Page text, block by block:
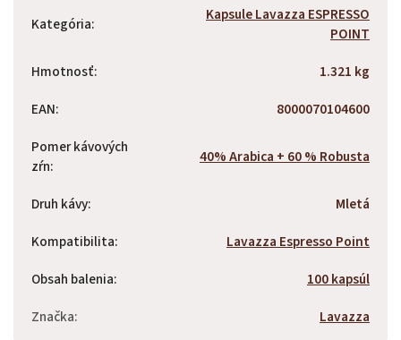
Kategória:
Kapsule Lavazza ESPRESSO
POINT
Hmotnosť:
1.321 kg
EAN:
8000070104600
Pomer kávových
zŕn: 40% Arabica + 60 % Robusta
Druh kávy:
Mletá
Kompatibilita:
Lavazza Espresso Point
Obsah balenia:
100 kapsúl
Značka: Lavazza